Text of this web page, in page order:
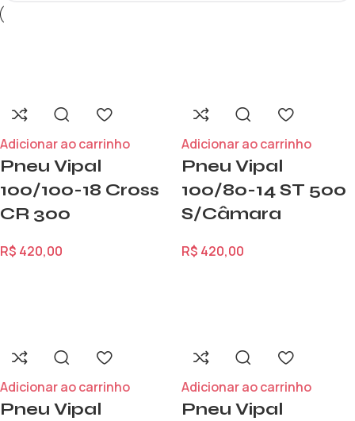
Adicionar ao carrinho
Pneu Vipal
100/100-18 Cross
CR 300
R$ 420,00
Adicionar ao carrinho
Pneu Vipal
100/80-14 ST 500
S/Câmara
R$ 420,00
Adicionar ao carrinho
Pneu Vipal
Adicionar ao carrinho
Pneu Vipal